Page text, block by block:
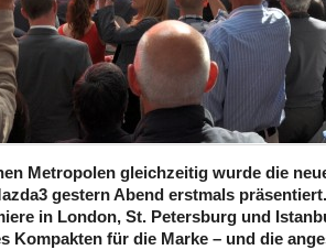
Metropolen gleichzeitig wurde die
gestern Abend erstmals
in London, St. Petersburg und
Kompakten für die Marke – und die